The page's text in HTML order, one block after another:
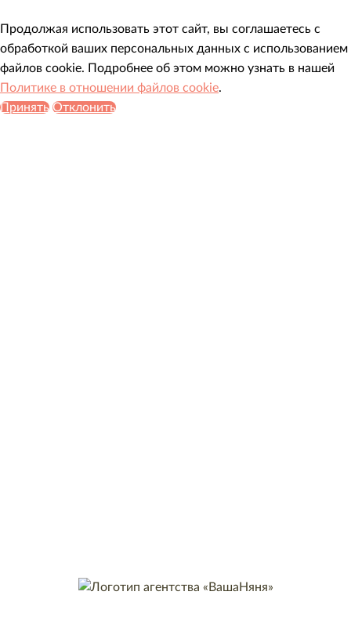
Продолжая использовать этот сайт, вы соглашаетесь с
обработкой ваших персональных данных с использованием
файлов cookie. Подробнее об этом можно узнать в нашей
Политике в отношении файлов cookie.
Принять Отклонить